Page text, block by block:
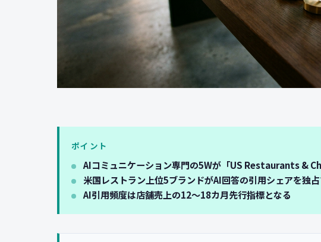
ポイント
AIコミュニケーション専門の5Wが「US Restaurants &
米国レストラン上位5ブランドがAI回答の引用シェアを独
AI引用頻度は店舗売上の12〜18カ月先行指標となる